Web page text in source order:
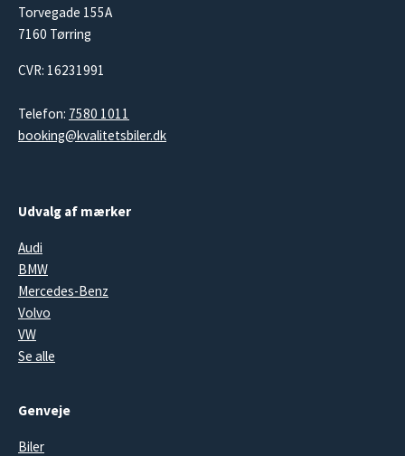
Torvegade 155A
7160 Tørring
CVR: 16231991
Telefon: 7580 1011
booking@kvalitetsbiler.dk
Udvalg af mærker
Audi
BMW
Mercedes-Benz
Volvo
VW
Se alle
Genveje
Biler